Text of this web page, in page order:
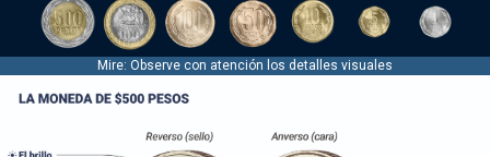
Mire: Observe con atención los detalles visuales